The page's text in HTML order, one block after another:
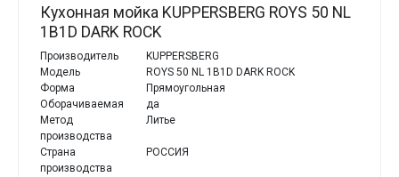
Кухонная мойка KUPPERSBERG ROYS 50 NL
1B1D DARK ROCK
Производитель
KUPPERSBERG
Модель
ROYS 50 NL 1B1D DARK ROCK
Форма
Прямоугольная
Оборачиваемая
да
Метод
производства
Литье
Страна
производства
РОССИЯ